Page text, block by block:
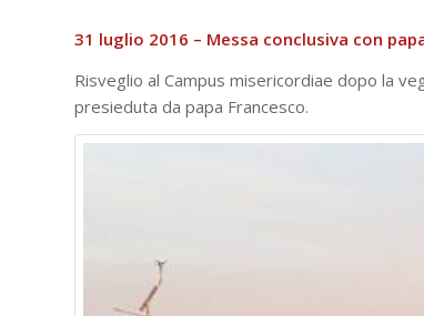
31 luglio 2016 – Messa conclusiva con
Risveglio al Campus misericordiae dopo la
presieduta da papa Francesco.